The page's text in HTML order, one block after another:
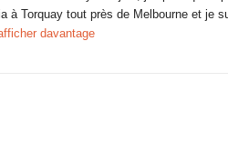
à Torquay tout près de Melbourne et je
davantage